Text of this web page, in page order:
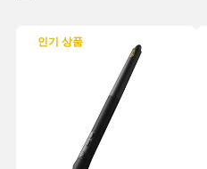
인기 상품